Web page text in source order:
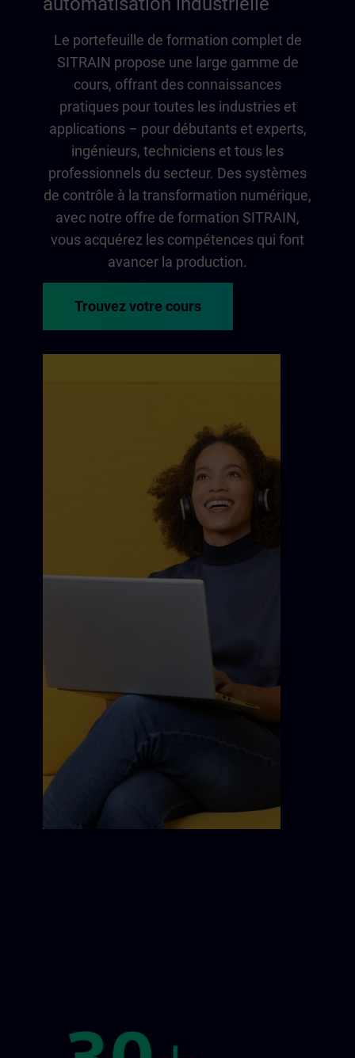
Le portefeuille de formation complet de
SITRAIN propose une large gamme de
cours, offrant des connaissances
pratiques pour toutes les industries et
applications – pour débutants et experts,
ingénieurs, techniciens et tous les
professionnels du secteur. Des systèmes
de contrôle à la transformation numérique,
avec notre offre de formation SITRAIN,
vous acquérez les compétences qui font
avancer la production.
Trouvez votre cours